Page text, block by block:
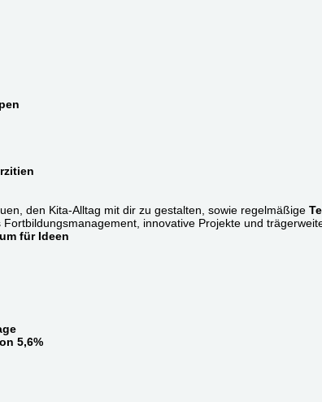
den Kita-Alltag mit dir zu gestalten, sowie regelmäßige
innovative Projekte und
für Ideen
5,6%